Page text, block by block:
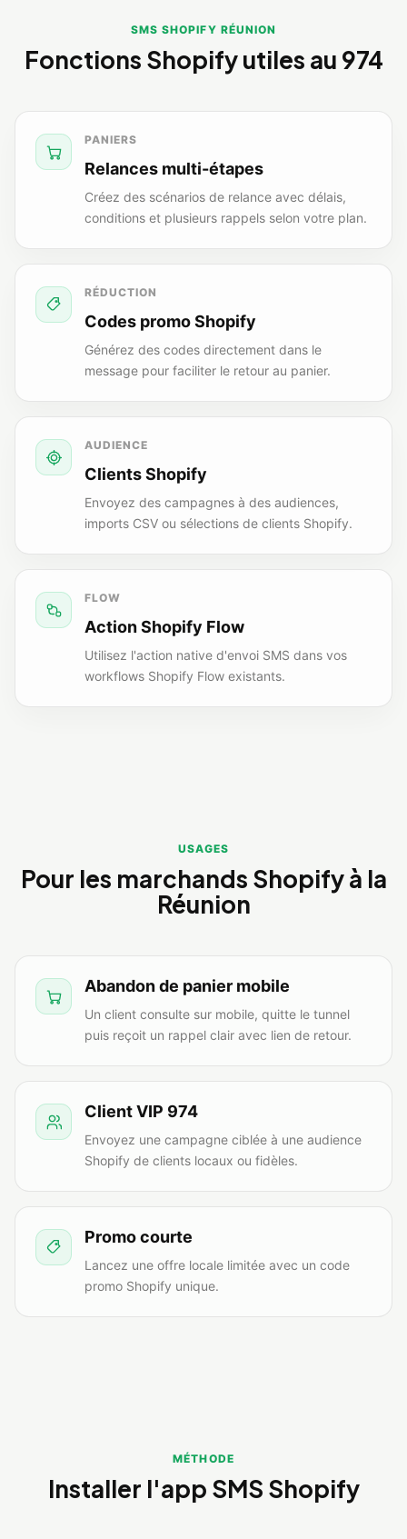
SMS SHOPIFY RÉUNION
Fonctions Shopify utiles au 974
PANIERS
Relances multi-étapes
Créez des scénarios de relance avec délais,
conditions et plusieurs rappels selon votre plan.
RÉDUCTION
Codes promo Shopify
Générez des codes directement dans le
message pour faciliter le retour au panier.
AUDIENCE
Clients Shopify
Envoyez des campagnes à des audiences,
imports CSV ou sélections de clients Shopify.
FLOW
Action Shopify Flow
Utilisez l'action native d'envoi SMS dans vos
workflows Shopify Flow existants.
USAGES
Pour les marchands Shopify à la
Réunion
Abandon de panier mobile
Un client consulte sur mobile, quitte le tunnel
puis reçoit un rappel clair avec lien de retour.
Client VIP 974
Envoyez une campagne ciblée à une audience
Shopify de clients locaux ou fidèles.
Promo courte
Lancez une offre locale limitée avec un code
promo Shopify unique.
MÉTHODE
Installer l'app SMS Shopify